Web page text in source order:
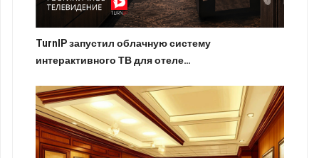
TurnIP запустил облачную систему
интерактивного ТВ для отеле…